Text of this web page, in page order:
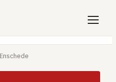
aanvragen
vakman
Enschede